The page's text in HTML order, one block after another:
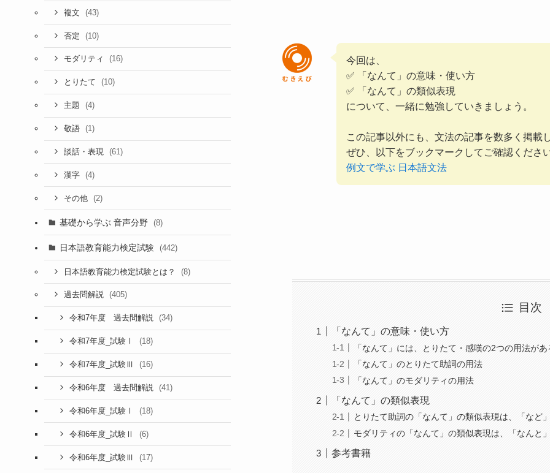
今回は、
✅ 「なんて」の意味・使い方
✅ 「なんて」の類似表現
について、一緒に勉強していきましょう。
この記事以外にも、文法の記事を数多く掲載
ぜひ、以下をブックマークしてご確認ください
例文で学ぶ 日本語文法
目次
「なんて」の意味・使い方
「なんて」には、とりたて・感嘆の2つの用法があ
「なんて」のとりたて助詞の用法
「なんて」のモダリティの用法
「なんて」の類似表現
とりたて助詞の「なんて」の類似表現は、「など
モダリティの「なんて」の類似表現は、「なんと」
参考書籍
複文 (43)
否定 (10)
モダリティ (16)
とりたて (10)
主題 (4)
敬語 (1)
談話・表現 (61)
漢字 (4)
その他 (2)
基礎から学ぶ 音声分野 (8)
日本語教育能力検定試験 (442)
日本語教育能力検定試験とは？ (8)
過去問解説 (405)
令和7年度 過去問解説 (34)
令和7年度_試験Ⅰ (18)
令和7年度_試験Ⅲ (16)
令和6年度 過去問解説 (41)
令和6年度_試験Ⅰ (18)
令和6年度_試験Ⅱ (6)
令和6年度_試験Ⅲ (17)